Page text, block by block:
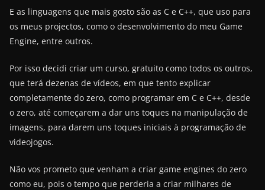
E as linguagens que mais gosto são as C e C++, que uso para
os meus projectos, como o desenvolvimento do meu Game
Engine, entre outros.
Por isso decidi criar um curso, gratuito como todos os outros,
que terá dezenas de vídeos, em que tento explicar
completamente do zero, como programar em C e C++, desde
o zero, até começarem a dar uns toques na manipulação de
imagens, para darem uns toques iniciais à programação de
videojogos.
Não vos prometo que venham a criar game engines do zero
como eu, pois o tempo que perderia a criar milhares de